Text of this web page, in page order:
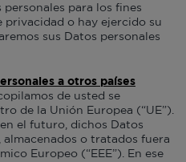
para los fines
privacidad o hay ejercido su
sus Datos personales
a otros países
de usted se
de la Unión Europea (“UE”).
el futuro, dichos Datos
o tratados fuera
Europeo (“EEE”). En ese